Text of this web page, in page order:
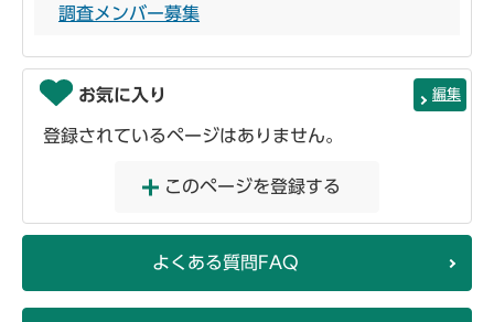
調査メンバー募集
お気に入り 編集
登録されているページはありません。
このページを登録する
よくある質問FAQ